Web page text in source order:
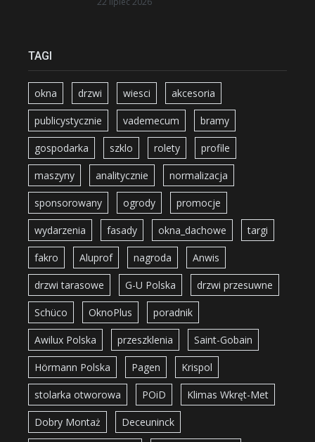
TAGI
okna drzwi wiesci akcesoria
publicystycznie vademecum bramy
gospodarka szklo rolety profile
maszyny analitycznie normalizacja
sponsorowany ogrody promocje
wydarzenia fasady okna_dachowe targi
fakro Aluprof nagroda Anwis
drzwi tarasowe G-U Polska drzwi przesuwne
Schüco OknoPlus poradnik
Awilux Polska przeszklenia Saint-Gobain
Hörmann Polska Pagen Krispol
stolarka otworowa POiD Klimas Wkręt-Met
Dobry Montaż Deceuninck